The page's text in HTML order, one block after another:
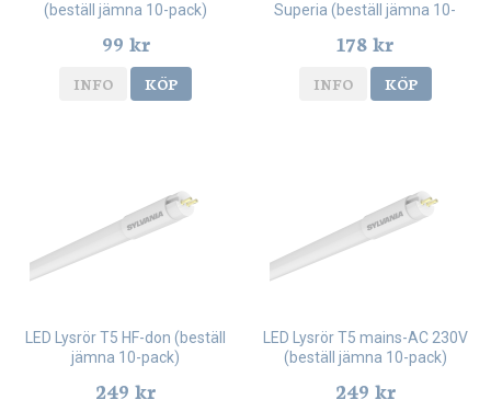
(beställ jämna 10-pack)
99 kr
INFO KÖP
Superia (beställ jämna 10-
178 kr
INFO KÖP
LED Lysrör T5 HF-don (beställ
jämna 10-pack)
249 kr
LED Lysrör T5 mains-AC 230V
(beställ jämna 10-pack)
249 kr